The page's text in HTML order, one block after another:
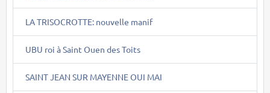
LA TRISOCROTTE: nouvelle manif
UBU roi à Saint Ouen des Toits
SAINT JEAN SUR MAYENNE OUI MAI